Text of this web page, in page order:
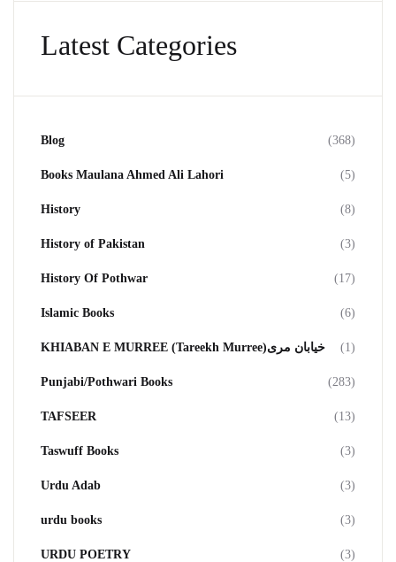
Latest Categories
Blog (368)
Books Maulana Ahmed Ali Lahori (5)
History (8)
History of Pakistan (3)
History Of Pothwar (17)
Islamic Books (6)
KHIABAN E MURREE (Tareekh Murree)خیابان مری (1)
Punjabi/Pothwari Books (283)
TAFSEER (13)
Taswuff Books (3)
Urdu Adab (3)
urdu books (3)
URDU POETRY (3)